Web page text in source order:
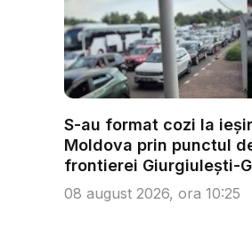
S-au format cozi la
Moldova prin punctul
frontierei Giurgiulești-
r...
08 august 2026, ora 10:25